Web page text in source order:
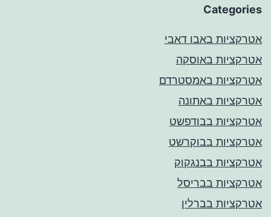
Categories
אטרקציות באבו דאבי
אטרקציות באוסקה
אטרקציות באמסטרדם
אטרקציות באתונה
אטרקציות בבודפשט
אטרקציות בבוקרשט
אטרקציות בבנגקוק
אטרקציות בבריסל
אטרקציות בברלין